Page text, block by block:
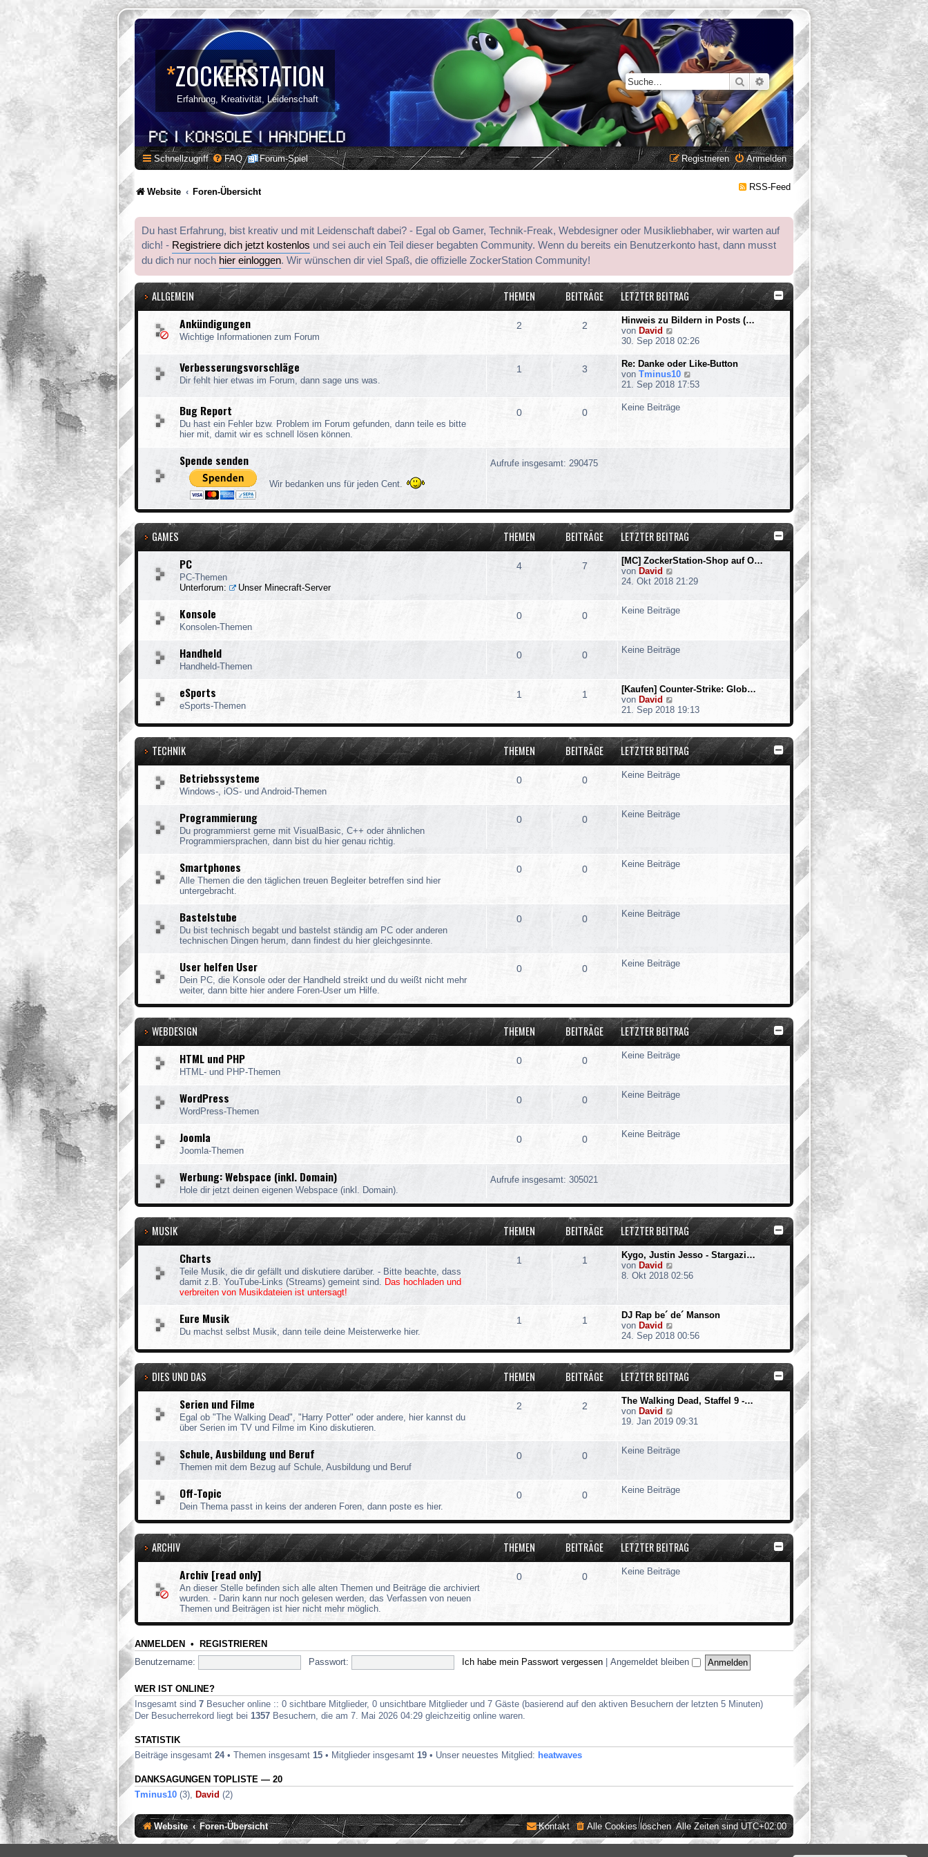
*ZOCKERSTATION
Erfahrung, Kreativität, Leidenschaft
SucheErweiterte Suche
Schnellzugriff FAQ Forum-Spiel Anmelden
Registrieren
Website Foren-Übersicht RSS-Feed
Du hast Erfahrung, bist kreativ und mit Leidenschaft dabei? - Egal ob Gamer, Technik-Freak, Webdesigner oder Musikliebhaber, wir warten auf
dich! - Registriere dich jetzt kostenlos und sei auch ein Teil dieser begabten Community. Wenn du bereits ein Benutzerkonto hast, dann musst
du dich nur noch hier einloggen. Wir wünschen dir viel Spaß, die offizielle ZockerStation Community!
ALLGEMEIN THEMEN BEITRÄGE LETZTER BEITRAG
Ankündigungen
Wichtige Informationen zum Forum
2 2
Hinweis zu Bildern in Posts (…
von David
e
e
s
t
B
30. Sep 2018 02:26
Verbesserungsvorschläge
Dir fehlt hier etwas im Forum, dann sage uns was.
1 3
Re: Danke oder Like-Button
von Tminus10
e
a
21. Sep 2018 17:53
Bug Report
Du hast ein Fehler bzw. Problem im Forum gefunden, dann teile es bitte
hier mit, damit wir es schnell lösen können.
0 0 Keine Beiträge
Spende senden
Wir bedanken uns für jeden Cent.
Aufrufe insgesamt: 290475
GAMES THEMEN BEITRÄGE LETZTER BEITRAG
PC
PC-Themen
Unterforum:
Unser Minecraft-Server
4 7
[MC] ZockerStation-Shop auf O…
von David
e
s
B
r
a
g
24. Okt 2018 21:29
Konsole
Konsolen-Themen
0 0 Keine Beiträge
Handheld
Handheld-Themen
0 0 Keine Beiträge
eSports
eSports-Themen
1 1
[Kaufen] Counter-Strike: Glob…
von David
e
e
s
t
r
B
t
21. Sep 2018 19:13
TECHNIK THEMEN BEITRÄGE LETZTER BEITRAG
Betriebssysteme
Windows-, iOS- und Android-Themen
0 0 Keine Beiträge
Programmierung
Du programmierst gerne mit VisualBasic, C++ oder ähnlichen
Programmiersprachen, dann bist du hier genau richtig.
0 0 Keine Beiträge
Smartphones
Alle Themen die den täglichen treuen Begleiter betreffen sind hier
untergebracht.
0 0 Keine Beiträge
Bastelstube
Du bist technisch begabt und bastelst ständig am PC oder anderen
technischen Dingen herum, dann findest du hier gleichgesinnte.
0 0 Keine Beiträge
User helfen User
Dein PC, die Konsole oder der Handheld streikt und du weißt nicht mehr
weiter, dann bitte hier andere Foren-User um Hilfe.
0 0 Keine Beiträge
WEBDESIGN THEMEN BEITRÄGE LETZTER BEITRAG
HTML und PHP
HTML- und PHP-Themen
0 0 Keine Beiträge
WordPress
WordPress-Themen
0 0 Keine Beiträge
Joomla
Joomla-Themen
0 0 Keine Beiträge
Werbung: Webspace (inkl. Domain)
Hole dir jetzt deinen eigenen Webspace (inkl. Domain).
Aufrufe insgesamt: 305021
MUSIK THEMEN BEITRÄGE LETZTER BEITRAG
Charts
Teile Musik, die dir gefällt und diskutiere darüber. - Bitte beachte, dass
damit z.B. YouTube-Links (Streams) gemeint sind.
Das hochladen und
verbreiten von Musikdateien ist untersagt!
1 1
Kygo, Justin Jesso - Stargazi…
von David
e
s
t
r
B
i
t
a
8. Okt 2018 02:56
Eure Musik
Du machst selbst Musik, dann teile deine Meisterwerke hier.
1 1
DJ Rap be´ de´ Manson
von David
e
e
s
t
r
B
e
r
24. Sep 2018 00:56
DIES UND DAS THEMEN BEITRÄGE LETZTER BEITRAG
Serien und Filme
Egal ob "The Walking Dead", "Harry Potter" oder andere, hier kannst du
über Serien im TV und Filme im Kino diskutieren.
2 2
The Walking Dead, Staffel 9 -…
von David
e
s
B
t
r
a
g
19. Jan 2019 09:31
Schule, Ausbildung und Beruf
Themen mit dem Bezug auf Schule, Ausbildung und Beruf
0 0 Keine Beiträge
Off-Topic
Dein Thema passt in keins der anderen Foren, dann poste es hier.
0 0 Keine Beiträge
ARCHIV THEMEN BEITRÄGE LETZTER BEITRAG
Archiv [read only]
An dieser Stelle befinden sich alle alten Themen und Beiträge die archiviert
wurden. - Darin kann nur noch gelesen werden, das Verfassen von neuen
Themen und Beiträgen ist hier nicht mehr möglich.
0 0 Keine Beiträge
ANMELDEN • REGISTRIEREN
Benutzername: Passwort: Ich habe mein Passwort vergessen Angemeldet bleiben
WER IST ONLINE?
Insgesamt sind 7 Besucher online :: 0 sichtbare Mitglieder, 0 unsichtbare Mitglieder und 7 Gäste (basierend auf den aktiven Besuchern der letzten 5 Minuten)
Der Besucherrekord liegt bei 1357 Besuchern, die am 7. Mai 2026 04:29 gleichzeitig online waren.
STATISTIK
Beiträge insgesamt 24• Themen insgesamt 15 • Mitglieder insgesamt 19 • Unser neuestes Mitglied: heatwaves
DANKSAGUNGEN TOPLISTE — 20
Tminus10 (3), David (2)
Website Foren-Übersicht Alle Zeiten sindUTC+02:00
Alle Cookies löschen
Kontakt